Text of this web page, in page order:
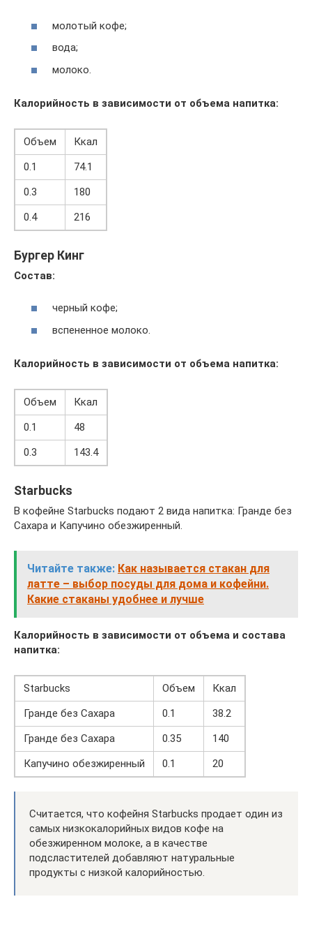
молотый кофе;
вода;
молоко.
Калорийность в зависимости от объема напитка:
Объем
Ккал
0.1
74.1
0.3
180
0.4
216
Бургер Кинг
Состав:
черный кофе;
вспененное молоко.
Калорийность в зависимости от объема напитка:
Объем
Ккал
0.1
48
0.3
143.4
Starbucks
В кофейне Starbucks подают 2 вида напитка: Гранде без
Сахара и Капучино обезжиренный.
Читайте также: Как называется стакан для
латте – выбор посуды для дома и кофейни.
Какие стаканы удобнее и лучше
Калорийность в зависимости от объема и состава
напитка:
Starbucks Объем
Ккал
Гранде без Сахара
0.1
38.2
Гранде без Сахара
0.35
140
Капучино обезжиренный
0.1 20
Считается, что кофейня Starbucks продает один из
самых низкокалорийных видов кофе на
обезжиренном молоке, а в качестве
подсластителей добавляют натуральные
продукты с низкой калорийностью.